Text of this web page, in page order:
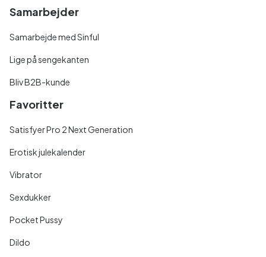
Samarbejder
Samarbejde med Sinful
Lige på sengekanten
Bliv B2B-kunde
Favoritter
Satisfyer Pro 2 Next Generation
Erotisk julekalender
Vibrator
Sexdukker
Pocket Pussy
Dildo